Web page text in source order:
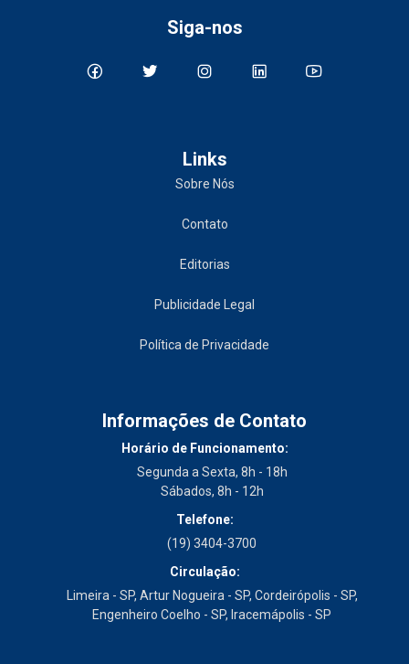
Siga-nos
Links
Sobre Nós
Contato
Editorias
Publicidade Legal
Política de Privacidade
Informações de Contato
Horário de Funcionamento:
Segunda a Sexta, 8h - 18h
Sábados, 8h - 12h
Telefone:
(19) 3404-3700
Circulação:
Limeira - SP, Artur Nogueira - SP, Cordeirópolis - SP,
Engenheiro Coelho - SP, Iracemápolis - SP